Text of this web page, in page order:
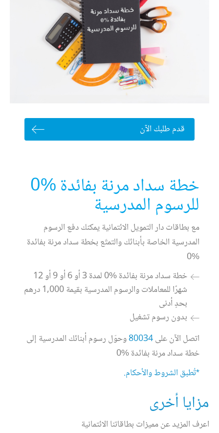
قدم طلبك الآن
خطة سداد مرنة بفائدة %0
للرسوم المدرسية
مع بطاقات دار التمويل الائتمانية يمكنك دفع الرسوم
المدرسية الخاصة بأبنائك والتمتّع بخطة سداد مرنة بفائدة
%0
خطة سداد مرنة بفائدة %0 لمدة 3 أو 6 أو 9 أو 12
شهرًا للمعاملات والرسوم المدرسية بقيمة 1,000 درهم
بحدٍ أدنى
بدون رسوم تشغيل
اتصل الآن على80034وحوّل رسوم أبنائك المدرسية إلى
خطة سداد مرنة بفائدة %0
*تُطبق الشروط والأحكام.
مزايا أخرى
اعرف المزيد عن مميزات بطاقاتنا الائتمانية